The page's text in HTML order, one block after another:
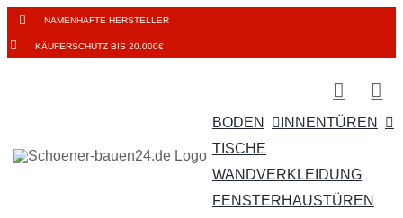
Zum
Inhalt
NAMENHAFTE HERSTELLER
KÄUFERSCHUTZ BIS 20.000€
BODEN
INNENTÜREN
TISCHE
WANDVERKLEIDUNG
FENSTERHAUSTÜREN